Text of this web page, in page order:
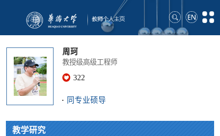
周珂
教授级高级工程师
322
同专业硕导
教学研究